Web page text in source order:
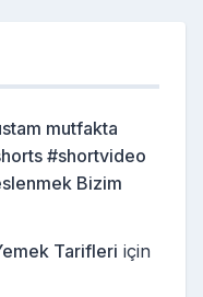
mutfakta
#shortvideo
Bizim
Tarifleri için